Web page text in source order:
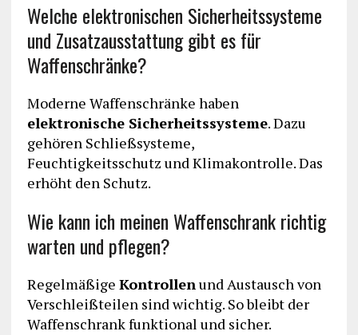
Welche elektronischen Sicherheitssysteme
und Zusatzausstattung gibt es für
Waffenschränke?
Moderne Waffenschränke haben
elektronische Sicherheitssysteme. Dazu
gehören Schließsysteme,
Feuchtigkeitsschutz und Klimakontrolle. Das
erhöht den Schutz.
Wie kann ich meinen Waffenschrank richtig
warten und pflegen?
Regelmäßige Kontrollenund Austausch von
Verschleißteilen sind wichtig. So bleibt der
Waffenschrank funktional und sicher.